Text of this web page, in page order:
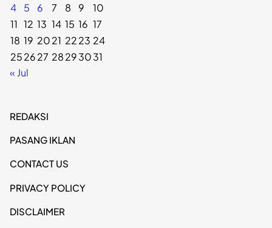
4
5 6 7 8 9
10
11 12 13 14 15 16 17
18 19 2021 2223 24
252627 28293031
« Jul
REDAKSI
PASANG IKLAN
CONTACT US
PRIVACY POLICY
DISCLAIMER